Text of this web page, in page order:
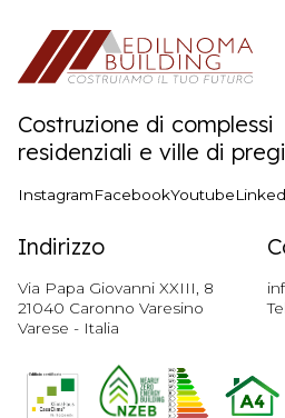
Costruzione di complessi
residenziali e ville di
InstagramFacebookYoutube
Indirizzo
Via Papa Giovanni XXIII, 8
21040 Caronno Varesino
Varese - Italia
Tel.